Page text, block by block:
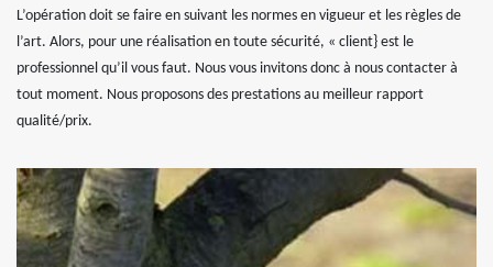
L’opération doit se faire en suivant les normes en vigueur et les règles de
l’art. Alors, pour une réalisation en toute sécurité, « client} est le
professionnel qu’il vous faut. Nous vous invitons donc à nous contacter à
tout moment. Nous proposons des prestations au meilleur rapport
qualité/prix.